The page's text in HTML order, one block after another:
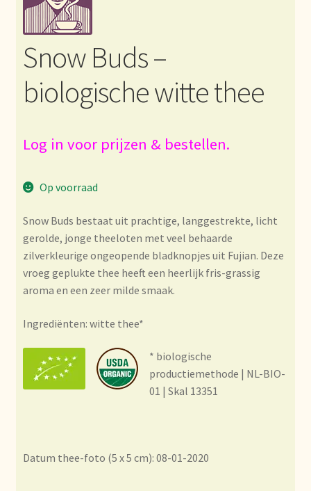
Bezahlung und Rabatte
Bienvenue dans notre commerce de gros de thé !
Bio-Zertifikate
Certificats biologiques
Commande et délai de livraison
Condiciones generales
Conditions générales
Contact
Contact
Snow Buds –
biologische witte thee
Log in voor prijzen & bestellen.
Op voorraad
Snow Buds bestaat uit prachtige, langgestrekte, licht
gerolde, jonge theeloten met veel behaarde
zilverkleurige ongeopende bladknopjes uit Fujian. Deze
vroeg geplukte thee heeft een heerlijk fris-grassig
aroma en een zeer milde smaak.
Ingrediënten: witte thee*
* biologische
productiemethode | NL-BIO-
01 | Skal 13351
Datum thee-foto (5 x 5 cm): 08-01-2020